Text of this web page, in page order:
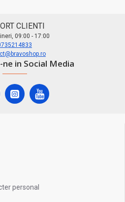
CLIENTI
09:00 - 17:00
in Social Media
personal